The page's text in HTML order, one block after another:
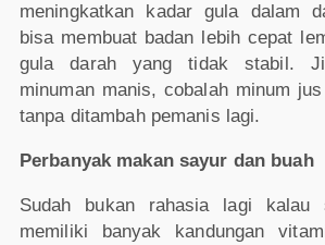
meningkatkan kadar gula dalam
bisa membuat badan lebih cepat
gula darah yang tidak stabil.
minuman manis, cobalah minum
tanpa ditambah pemanis lagi.
Perbanyak makan sayur dan buah
Sudah bukan rahasia lagi kalau
memiliki banyak kandungan